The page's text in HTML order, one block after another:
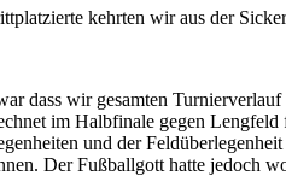
kehrten wir aus der
dass wir gesamten
im Halbfinale gegen
und der
Der Fußballgott hatte jedoch